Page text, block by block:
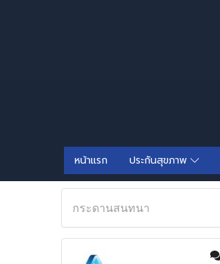
หน้าแรก ประกันสุขภาพ
กระดานสนทนา